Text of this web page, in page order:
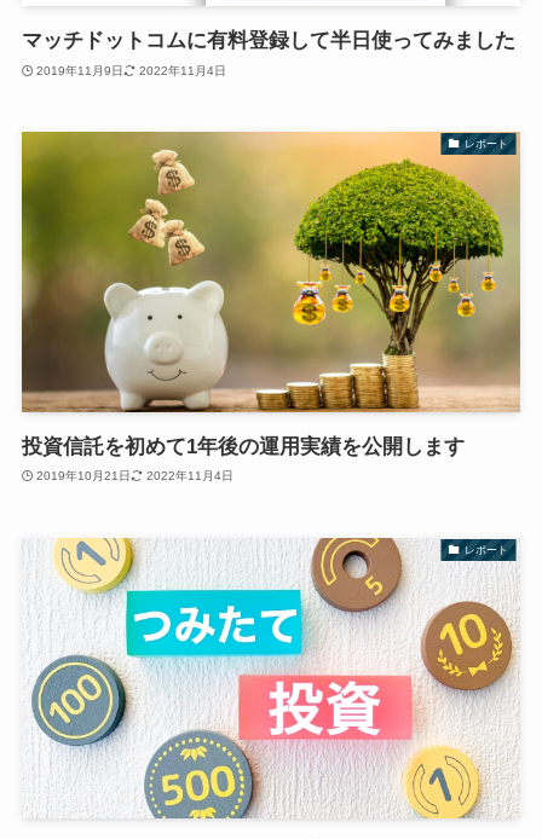
マッチドットコムに有料登録して半日使ってみました
2019年11月9日 2022年11月4日
レポート
投資信託を初めて1年後の運用実績を公開します
2019年10月21日 2022年11月4日
レポート